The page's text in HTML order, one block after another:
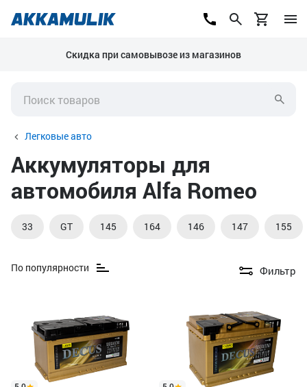
Скидка при самовывозе из магазинов
Легковые авто
Аккумуляторы для
автомобиля Alfa Romeo
33 GT 145 164 146 147 155
По популярности Фильтр